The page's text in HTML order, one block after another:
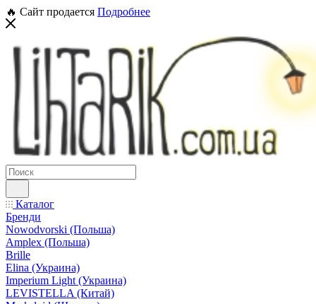
🔥 Сайт продается Подробнее
Каталог
Бренди
Nowodvorski (Польша)
Amplex (Польша)
Brille
Elina (Украина)
Imperium Light (Украина)
LEVISTELLA (Китай)